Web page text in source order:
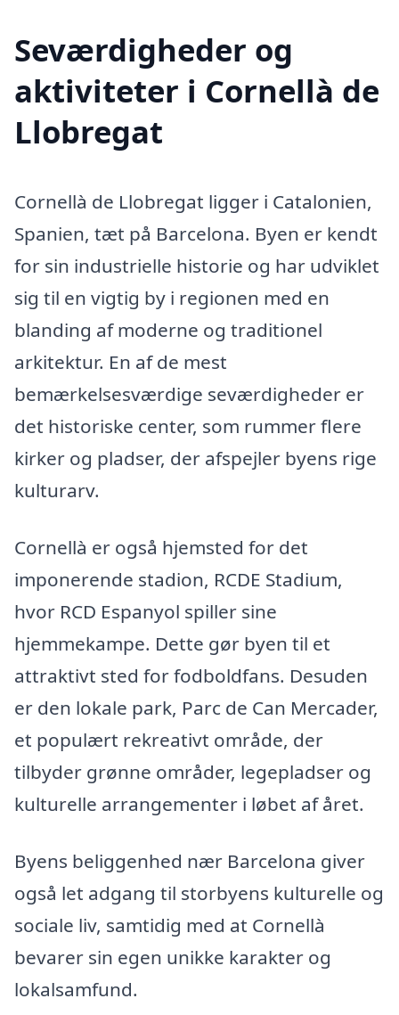
Seværdigheder og
aktiviteter i Cornellà de
Llobregat
Cornellà de Llobregat ligger i Catalonien,
Spanien, tæt på Barcelona. Byen er kendt
for sin industrielle historie og har udviklet
sig til en vigtig by i regionen med en
blanding af moderne og traditionel
arkitektur. En af de mest
bemærkelsesværdige seværdigheder er
det historiske center, som rummer flere
kirker og pladser, der afspejler byens rige
kulturarv.
Cornellà er også hjemsted for det
imponerende stadion, RCDE Stadium,
hvor RCD Espanyol spiller sine
hjemmekampe. Dette gør byen til et
attraktivt sted for fodboldfans. Desuden
er den lokale park, Parc de Can Mercader,
et populært rekreativt område, der
tilbyder grønne områder, legepladser og
kulturelle arrangementer i løbet af året.
Byens beliggenhed nær Barcelona giver
også let adgang til storbyens kulturelle og
sociale liv, samtidig med at Cornellà
bevarer sin egen unikke karakter og
lokalsamfund.